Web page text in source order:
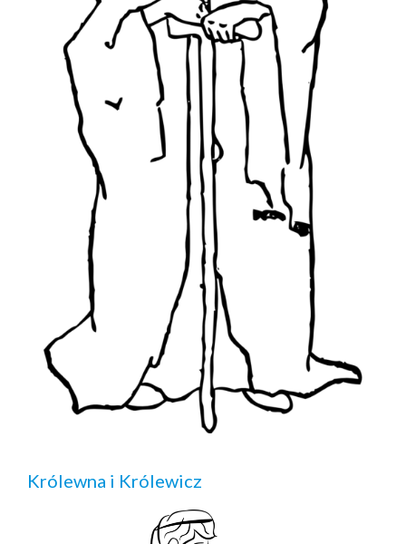
Królewna i Królewicz